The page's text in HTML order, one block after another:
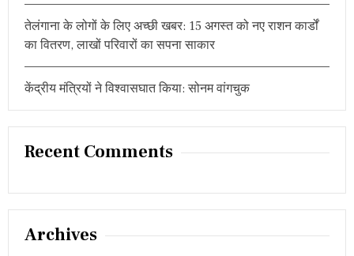
तेलंगाना के लोगों के लिए अच्छी खबर: 15 अगस्त को नए राशन कार्डों
का वितरण, लाखों परिवारों का सपना साकार
केंद्रीय मंत्रियों ने विश्वासघात किया: सोनम वांगचुक
Recent Comments
Archives